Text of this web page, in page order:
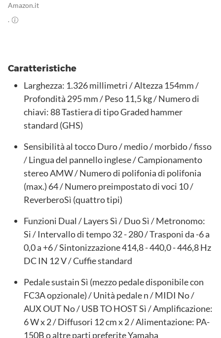
Amazon.it
.
Caratteristiche
Larghezza: 1.326 millimetri / Altezza 154mm /
Profondità 295 mm / Peso 11,5 kg / Numero di
chiavi: 88 Tastiera di tipo Graded hammer
standard (GHS)
Sensibilità al tocco Duro / medio / morbido / fisso
/ Lingua del pannello inglese / Campionamento
stereo AMW / Numero di polifonia di polifonia
(max.) 64 / Numero preimpostato di voci 10 /
ReverberoSì (quattro tipi)
Funzioni Dual / Layers Sì / Duo Sì / Metronomo:
Si / Intervallo di tempo 32 - 280 / Trasponi da -6 a
0,0 a +6 / Sintonizzazione 414,8 - 440,0 - 446,8 Hz
DC IN 12 V / Cuffie standard
Pedale sustain Sì (mezzo pedale disponibile con
FC3A opzionale) / Unità pedale n / MIDI No /
AUX OUT No / USB TO HOST Sì / Amplificazione:
6 W x 2 / Diffusori 12 cm x 2 / Alimentazione: PA-
150B o altre parti preferite Yamaha